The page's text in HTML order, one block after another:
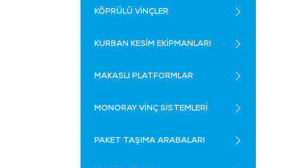
KÖPRÜLÜ VİNÇLER
KURBAN KESİM EKİPMANLARI
MAKASLI PLATFORMLAR
MONORAY VİNÇ SİSTEMLERİ
PAKET TAŞIMA ARABALARI